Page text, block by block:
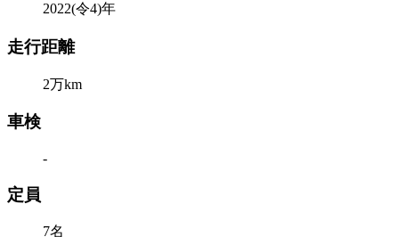
2022(令4)年
走行距離
2万km
車検
-
定員
7名